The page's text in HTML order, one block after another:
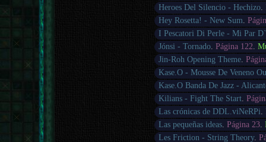
Heroes Del Silencio - Hechizo.
Hey Rosetta! - New Sum.
I Pescatori Di Perle - Mi Par
Jónsi - Tornado.Página 122.
Jin-Roh Opening Theme.
Kase.O - Mousse De Veneno
Kase.O Banda De Jazz -
Kilians - Fight The Start.
Las crónicas de DDL.viNeRPi.
Las pequeñas ideas.Página 23.
Les Friction - String Theory.